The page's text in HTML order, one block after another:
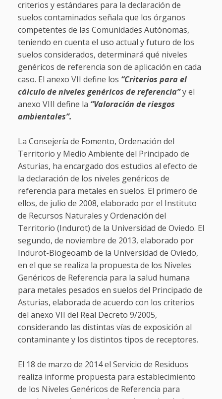
criterios y estándares para la declaración de
suelos contaminados señala que los órganos
competentes de las Comunidades Autónomas,
teniendo en cuenta el uso actual y futuro de los
suelos considerados, determinará qué niveles
genéricos de referencia son de aplicación en cada
caso. El anexo VII define los “Criterios para el
cálculo de niveles genéricos de referencia”y el
anexo VIII define la “Valoración de riesgos
ambientales”.
La Consejería de Fomento, Ordenación del
Territorio y Medio Ambiente del Principado de
Asturias, ha encargado dos estudios al efecto de
la declaración de los niveles genéricos de
referencia para metales en suelos. El primero de
ellos, de julio de 2008, elaborado por el Instituto
de Recursos Naturales y Ordenación del
Territorio (Indurot) de la Universidad de Oviedo. El
segundo, de noviembre de 2013, elaborado por
Indurot-Biogeoamb de la Universidad de Oviedo,
en el que se realiza la propuesta de los Niveles
Genéricos de Referencia para la salud humana
para metales pesados en suelos del Principado de
Asturias, elaborada de acuerdo con los criterios
del anexo VII del Real Decreto 9/2005,
considerando las distintas vías de exposición al
contaminante y los distintos tipos de receptores.
El 18 de marzo de 2014 el Servicio de Residuos
realiza informe propuesta para establecimiento
de los Niveles Genéricos de Referencia para